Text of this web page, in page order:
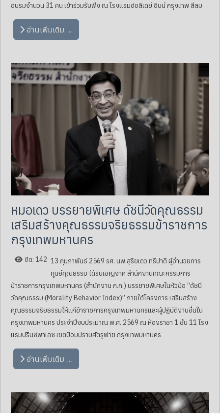
อบรมจำนวน 31 คน เข้าร่วมรับฟัง ณ โรงแรมฮอลิเดย์ อินน์ กรุงเทพ สีลม
อ่านเพิ่มเติม …
หมอเดว บรรยายพิเศษ ดัชนีวัดคุณธรรม
เสริมสร้างคุณธรรมจริยธรรมข้าราชการ
กรุงเทพมหานคร
ฮิต: 142 13 กุมภาพันธ์ 2569 รศ. นพ.สุริยเดว ทรีปาตี ผู้อำนวยการ
ศูนย์คุณธรรม ได้รับเชิญจาก สำนักงานคณะกรรมการ
ข้าราชการกรุงเทพมหานคร (สำนักงาน ก.ก.) บรรยายพิเศษในหัวข้อ “ดัชนี
วัดคุณธรรม (Morality Behavior Index)” ภายใต้โครงการ เสริมสร้าง
คุณธรรมจริยธรรมให้แก่ข้าราชการกรุงเทพมหานครและผู้ปฏิบัติงานอื่นใน
กรุงเทพมหานคร ประจำปีงบประมาณ พ.ศ. 2569 ณ ห้องราชา 1 ชั้น 11 โรง
แรมปรินซ์พาเลซ เขตป้อมปราบศัตรูพ่าย กรุงเทพมหานคร
อ่านเพิ่มเติม …